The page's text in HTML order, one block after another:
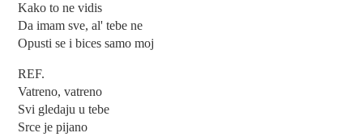
Kako to ne vidis
Da imam sve, al' tebe ne
Opusti se i bices samo moj
REF.
Vatreno, vatreno
Svi gledaju u tebe
Srce je pijano